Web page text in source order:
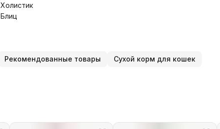
Холистик
Блиц
Рекомендованные товары Сухой корм для кошек